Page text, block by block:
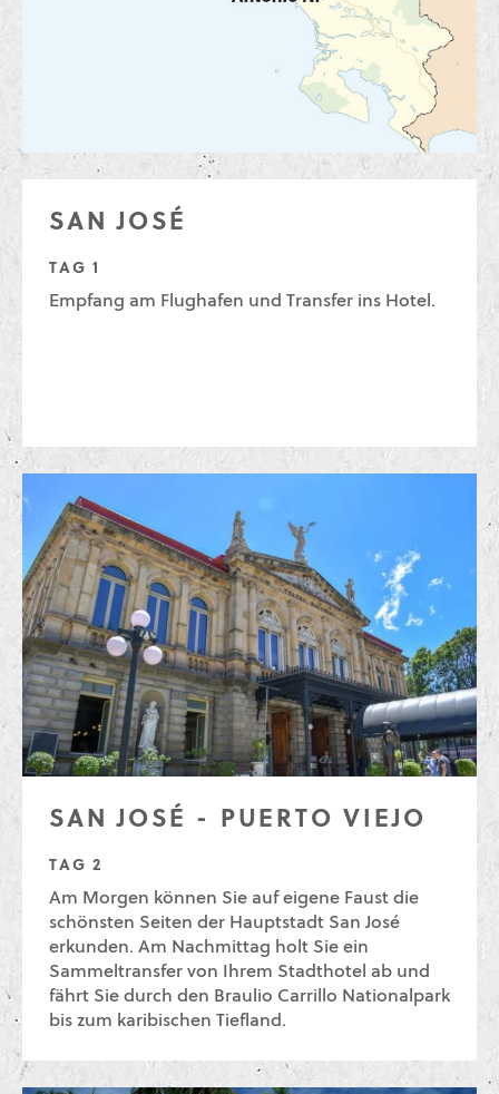
SAN JOSÉ
TAG 1
Empfang am Flughafen und Transfer ins Hotel.
SAN JOSÉ - PUERTO VIEJO
TAG 2
Am Morgen können Sie auf eigene Faust die
schönsten Seiten der Hauptstadt San José
erkunden. Am Nachmittag holt Sie ein
Sammeltransfer von Ihrem Stadthotel ab und
fährt Sie durch den Braulio Carrillo Nationalpark
bis zum karibischen Tiefland.